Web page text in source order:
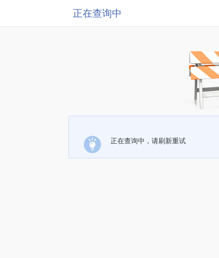
正在查询中
正在查询中，请刷新重试